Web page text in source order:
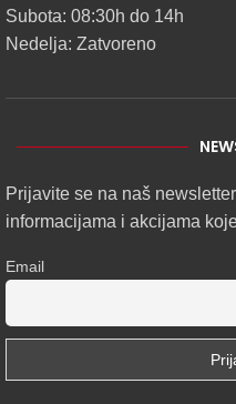
Subota: 08:30h do 14h
Nedelja: Zatvoreno
Prijavite se na naš
informacijama i akcijama
Email